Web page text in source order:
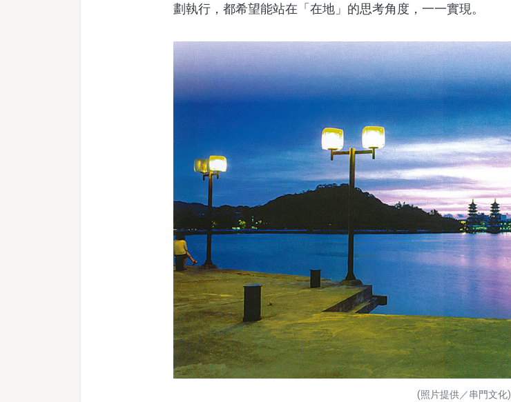
劃執行，都希望能站在「在地」的思考角度，一一實現。
(照片提供／串門文化)